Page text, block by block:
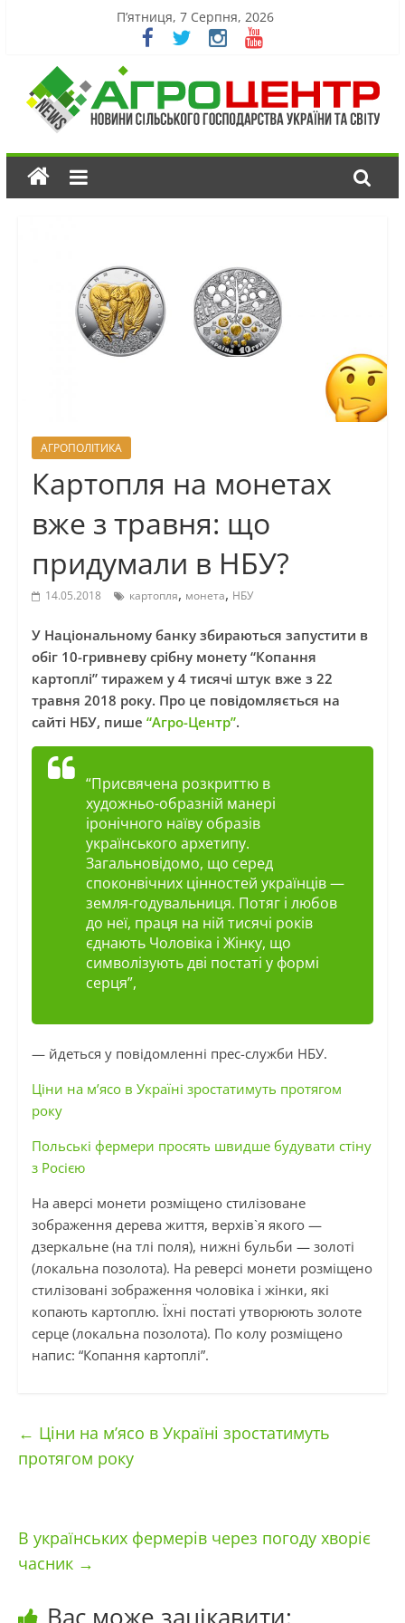
П’ятниця, 7 Серпня, 2026
АГРОПОЛІТИКА
Картопля на монетах
вже з травня: що
придумали в НБУ?
14.05.2018 картопля, монета, НБУ
У Національному банку збираються запустити в
обіг 10-гривневу срібну монету “Копання
картоплі” тиражем у 4 тисячі штук вже з 22
травня 2018 року. Про це повідомляється на
сайті НБУ, пише “Агро-Центр”.
“Присвячена розкриттю в
художньо-образній манері
іронічного наїву образів
українського архетипу.
Загальновідомо, що серед
споконвічних цінностей українців —
земля-годувальниця. Потяг і любов
до неї, праця на ній тисячі років
єднають Чоловіка і Жінку, що
символізують дві постаті у формі
серця”,
— йдеться у повідомленні прес-служби НБУ.
Ціни на м’ясо в Україні зростатимуть протягом
року
Польські фермери просять швидше будувати стіну
з Росією
На аверсі монети розміщено стилізоване
зображення дерева життя, верхів`я якого —
дзеркальне (на тлі поля), нижні бульби — золоті
(локальна позолота). На реверсі монети розміщено
стилізовані зображення чоловіка і жінки, які
копають картоплю. Їхні постаті утворюють золоте
серце (локальна позолота). По колу розміщено
напис: “Копання картоплі”.
← Ціни на м’ясо в Україні зростатимуть
протягом року
В українських фермерів через погоду хворіє
часник →